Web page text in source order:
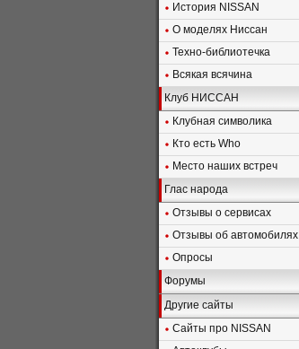
История NISSAN
О моделях Ниссан
Техно-библиотечка
Всякая всячина
Клуб НИССАН
Клубная символика
Кто есть Who
Место наших встреч
Глас народа
Отзывы о сервисах
Отзывы об автомобилях
Опросы
Форумы
Другие сайты
Сайты про NISSAN